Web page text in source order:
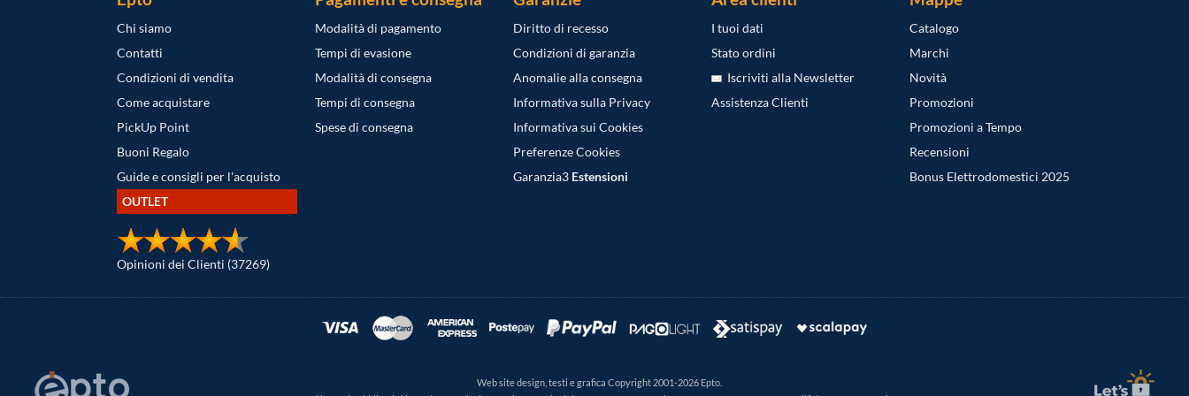
Chi siamo
Contatti
Condizioni di vendita
Come acquistare
PickUp Point
Buoni Regalo
Guide e consigli per l'acquisto
OUTLET
Opinioni dei Clienti (37269)
Modalità di pagamento
Tempi di evasione
Modalità di consegna
Tempi di consegna
Spese di consegna
Diritto di recesso
Condizioni di garanzia
Anomalie alla consegna
Informativa sulla Privacy
Informativa sui Cookies
Preferenze Cookies
Garanzia3 Estensioni
I tuoi dati
Stato ordini
Iscriviti alla Newsletter
Assistenza Clienti
Catalogo
Marchi
Novità
Promozioni
Promozioni a Tempo
Recensioni
Bonus Elettrodomestici 2025
Web site design, testi e grafica Copyright 2001-2026 Epto.